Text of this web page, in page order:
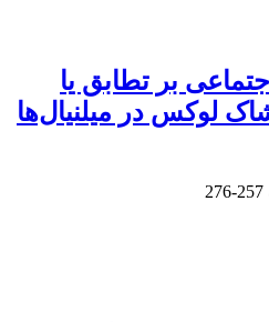
بر تطابق یا
لوکس در میلنیال‌ها
257-276